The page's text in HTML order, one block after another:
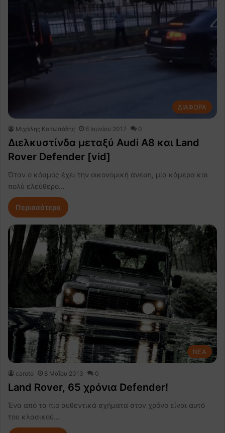
ΔΙΑΦΟΡΑ
Μιχάλης Κατωπόδης 6 Ιουνίου 2017 0
Διελκυστίνδα μεταξύ Audi A8 και Land
Rover Defender [vid]
Όταν ο κόσμος έχει την οικονομική άνεση, μία κάμερα και
πολύ ελεύθερο…
Περισσότερα
NEA
caroto 8 Μαΐου 2013 0
Land Rover, 65 χρόνια Defender!
Ένα από τα πιο αυθεντικά σχήματα στον χρόνο είναι αυτό
του κλασικού…